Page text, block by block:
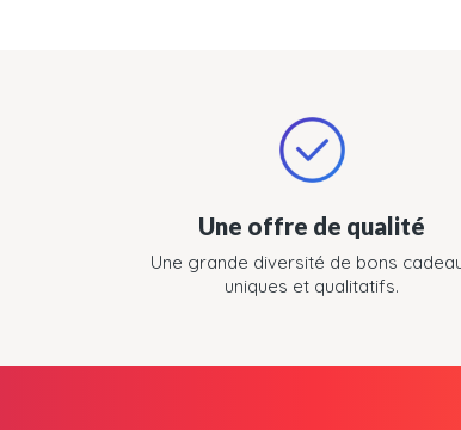
Une offre de qualité
Une grande diversité de bons
uniques et qualitatifs.